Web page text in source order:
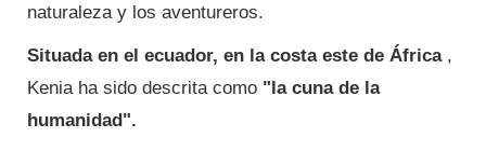
naturaleza y los aventureros.
Situada en el ecuador, en la costa este de África,
Kenia ha sido descrita como "la cuna de la
humanidad".